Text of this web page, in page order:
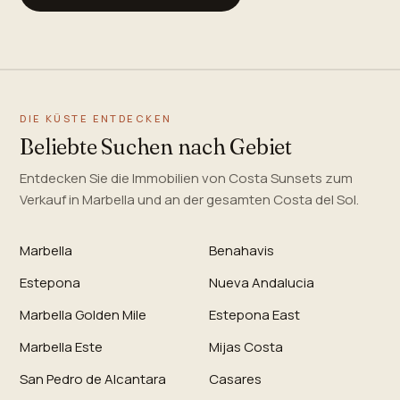
DIE KÜSTE ENTDECKEN
Beliebte Suchen nach Gebiet
Entdecken Sie die Immobilien von Costa Sunsets zum
Verkauf in Marbella und an der gesamten Costa del Sol.
Marbella
Benahavis
Estepona
Nueva Andalucia
Marbella Golden Mile
Estepona East
Marbella Este
Mijas Costa
San Pedro de Alcantara
Casares